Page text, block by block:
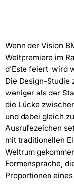
Wenn der Vision
Weltpremiere im
d’Este feiert, wird
Die Design-Studie
weniger als der
die Lücke
und dabei gleich
Ausrufezeichen
mit traditionellen
Weltrum
Formensprache,
Proportionen